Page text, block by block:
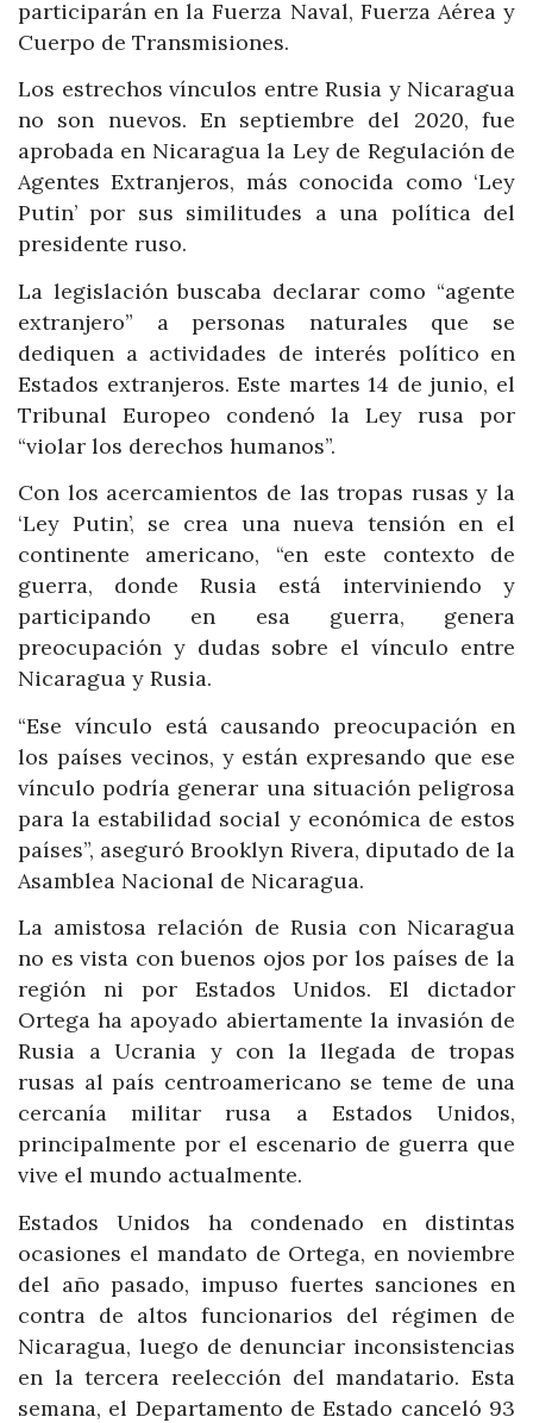
participarán en la Fuerza Naval, Fuerza Aérea y
Cuerpo de Transmisiones.
Los estrechos vínculos entre Rusia y Nicaragua
no son nuevos. En septiembre del 2020, fue
aprobada en Nicaragua la Ley de Regulación de
Agentes Extranjeros, más conocida como ‘Ley
Putin’ por sus similitudes a una política del
presidente ruso.
La legislación buscaba declarar como “agente
extranjero” a personas naturales que se
dediquen a actividades de interés político en
Estados extranjeros. Este martes 14 de junio, el
Tribunal Europeo condenó la Ley rusa por
“violar los derechos humanos”.
Con los acercamientos de las tropas rusas y la
‘Ley Putin’, se crea una nueva tensión en el
continente americano, “en este contexto de
guerra, donde Rusia está interviniendo y
participando en esa guerra, genera
preocupación y dudas sobre el vínculo entre
Nicaragua y Rusia.
“Ese vínculo está causando preocupación en
los países vecinos, y están expresando que ese
vínculo podría generar una situación peligrosa
para la estabilidad social y económica de estos
países”, aseguró Brooklyn Rivera, diputado de la
Asamblea Nacional de Nicaragua.
La amistosa relación de Rusia con Nicaragua
no es vista con buenos ojos por los países de la
región ni por Estados Unidos. El dictador
Ortega ha apoyado abiertamente la invasión de
Rusia a Ucrania y con la llegada de tropas
rusas al país centroamericano se teme de una
cercanía militar rusa a Estados Unidos,
principalmente por el escenario de guerra que
vive el mundo actualmente.
Estados Unidos ha condenado en distintas
ocasiones el mandato de Ortega, en noviembre
del año pasado, impuso fuertes sanciones en
contra de altos funcionarios del régimen de
Nicaragua, luego de denunciar inconsistencias
en la tercera reelección del mandatario. Esta
semana, el Departamento de Estado canceló 93